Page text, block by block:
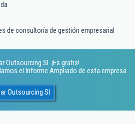
de consultoría de gestión empresarial
Outsourcing Sl. ¡Es gratis!
el Informe Ampliado de esta empresa
Outsourcing Sl